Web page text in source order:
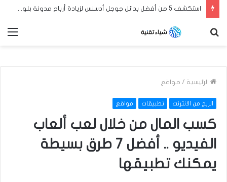
استكشف 5 من أفضل بدائل جوجل أدسنس لزيادة أرباح مدونة بلوجر العربية الخاصة بك في عام 2024
الرئيسية / مواقع
الربح من الانترنت تطبيقات مواقع
كسب المال من خلال لعب ألعاب
الفيديو .. أفضل 7 طرق بسيطة
يمكنك تطبيقها